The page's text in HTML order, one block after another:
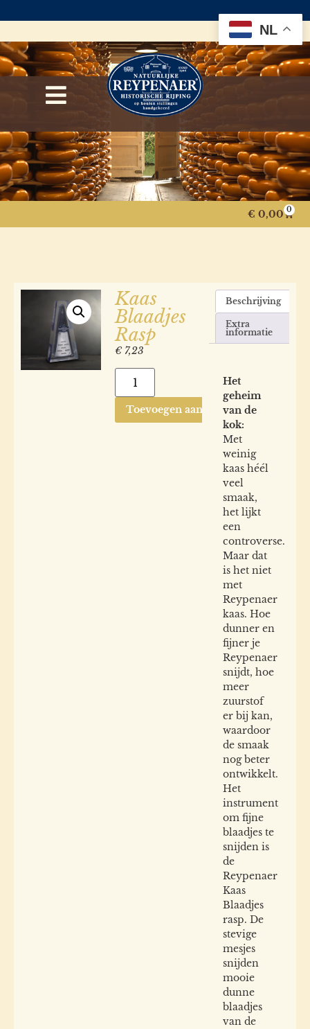
€ 0,00 0
Kaas
Blaadjes
Rasp
€ 7,23
Toevoegen aan winkelwagen
Beschrijving
Extra
informatie
Het
geheim
van de
kok:
Met
weinig
kaas héél
veel
smaak,
het lijkt
een
controverse.
Maar dat
is het niet
met
Reypenaer
kaas. Hoe
dunner en
fijner je
Reypenaer
snijdt, hoe
meer
zuurstof
er bij kan,
waardoor
de smaak
nog beter
ontwikkelt.
Het
instrument
om fijne
blaadjes te
snijden is
de
Reypenaer
Kaas
Blaadjes
rasp. De
stevige
mesjes
snijden
mooie
dunne
blaadjes
van de
NL